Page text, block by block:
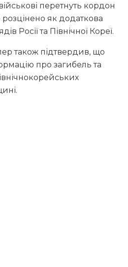
перетнуть кордон
як додаткова
Росії та Північної Кореї.
також підтвердив, що
про загибель та